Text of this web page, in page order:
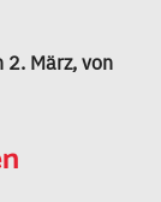
2. März, von